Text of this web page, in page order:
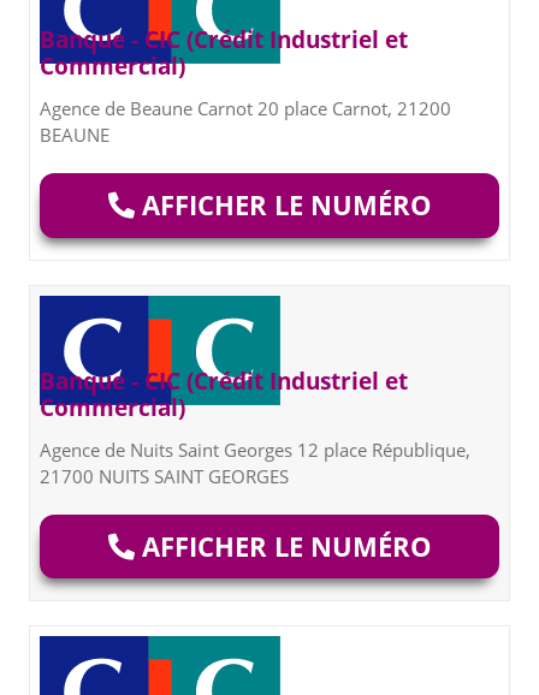
Banque - CIC (Crédit Industriel et
Commercial)
Agence de Beaune Carnot 20 place Carnot, 21200
BEAUNE
AFFICHER LE NUMÉRO
Banque - CIC (Crédit Industriel et
Commercial)
Agence de Nuits Saint Georges 12 place République,
21700 NUITS SAINT GEORGES
AFFICHER LE NUMÉRO